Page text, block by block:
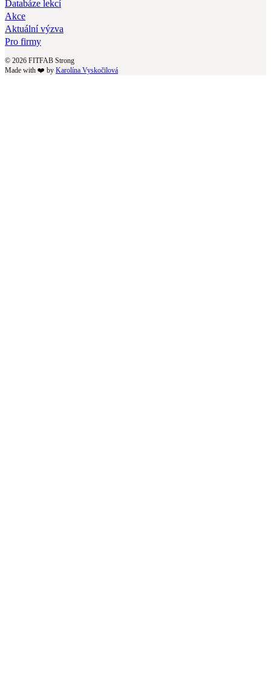
Databáze lekcí
Akce
Aktuální výzva
Pro firmy
© 2026 FITFAB Strong
Made with ❤️ by Karolína Vyskočilová